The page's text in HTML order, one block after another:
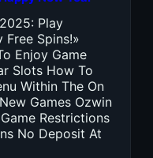
Play
Free Spins!»
Enjoy Game
Slots How To
Within The On
Games Ozwin
Restrictions
No Deposit At